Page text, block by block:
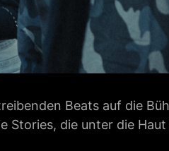
Beats auf die
Stories, die unter die Haut